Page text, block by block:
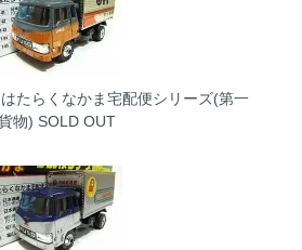
たらくなかま宅配便シリーズ(第一
物) SOLD OUT